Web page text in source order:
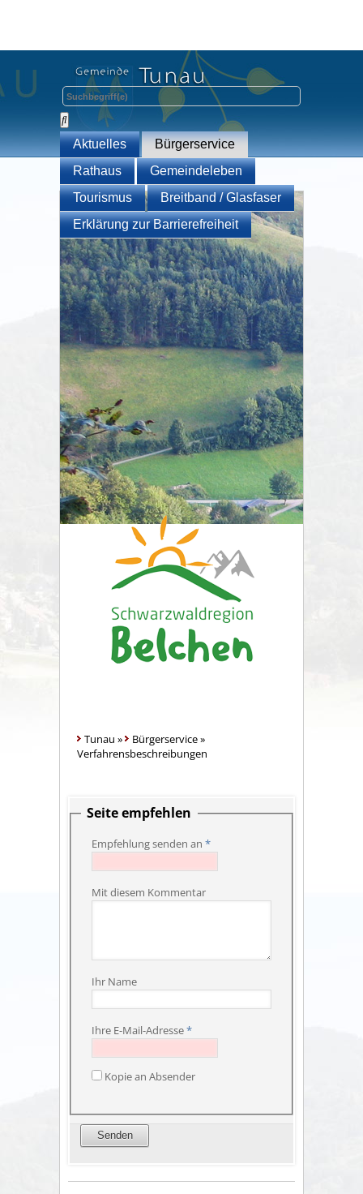
Aktuelles
Bürgerservice
Rathaus
Gemeindeleben
Tourismus
Breitband / Glasfaser
Erklärung zur Barrierefreiheit
Tunau » Bürgerservice»
Verfahrensbeschreibungen
Seite empfehlen
Empfehlung senden an *
Mit diesem Kommentar
Ihr Name
Ihre E-Mail-Adresse*
Kopie an Absender